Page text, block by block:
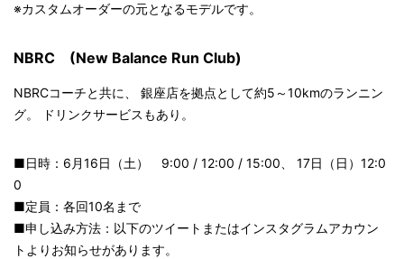
※カスタムオーダーの元となるモデルです。
NBRC (New Balance Run Club)
NBRCコーチと共に、 銀座店を拠点として約5～10kmのランニン
グ。 ドリンクサービスもあり。
■日時：6月16日（土） 9:00 / 12:00 / 15:00、 17日（日）12:0
0
■定員：各回10名まで
■申し込み方法：以下のツイートまたはインスタグラムアカウン
トよりお知らせがあります。